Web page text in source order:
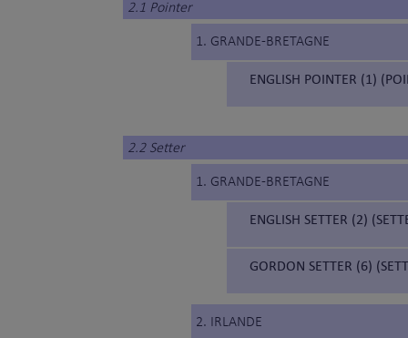
2.1 Pointer
1. GRANDE-BRETAGNE
ENGLISH POINTER (1)
2.2 Setter
1. GRANDE-BRETAGNE
ENGLISH SETTER (2)
GORDON SETTER (6)
2. IRLANDE